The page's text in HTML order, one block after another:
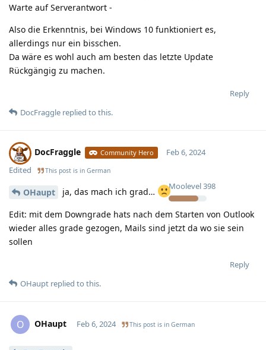
Warte auf Serverantwort -
Also die Erkenntnis, bei Windows 10 funktioniert es,
allerdings nur ein bisschen.
Da wäre es wohl auch am besten das letzte Update
Rückgängig zu machen.
Reply
DocFraggle replied to this.
DocFraggle Community Hero
Moolevel398
Feb 6, 2024
Edited
This post is in German
OHaupt ja, das mach ich grad…
Edit: mit dem Downgrade hats nach dem Starten von Outlook
wieder alles grade gezogen, Mails sind jetzt da wo sie sein
sollen
Reply
OHaupt replied to this.
O OHaupt Feb 6, 2024 This post is in German